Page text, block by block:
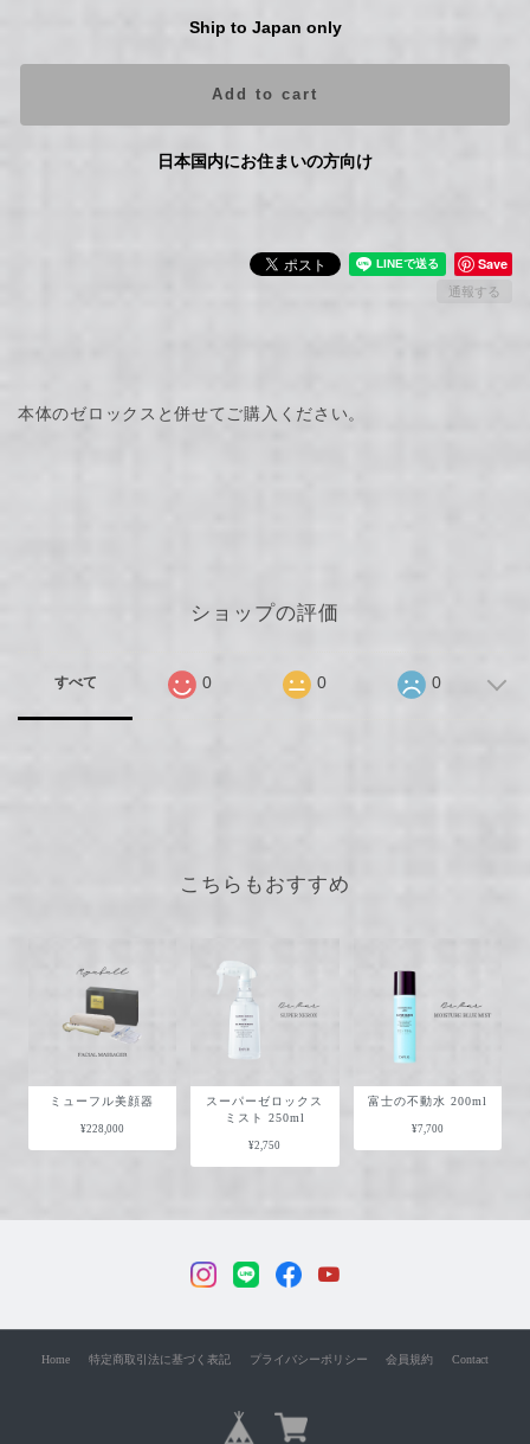
Ship to Japan only
Add to cart
日本国内にお住まいの方向け
Save
通報する
本体のゼロックスと併せてご購入ください。
ショップの評価
すべて 0 0 0
こちらもおすすめ
ミューフル美顔器
¥228,000
スーパーゼロックス
ミスト 250ml
¥2,750
富士の不動水 200ml
¥7,700
Home 特定商取引法に基づく表記 プライバシーポリシー 会員規約 Contact